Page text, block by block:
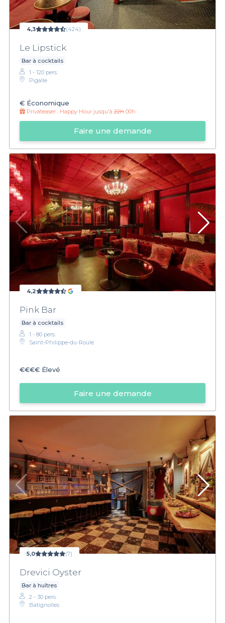
4,3 (424)
Le Lipstick
Bar à cocktails
1 - 120 pers.
Pigalle
€ Économique
Privateaser : Happy Hour jusqu'à 22h 00h
Faire une demande
4,2
Pink Bar
Bar à cocktails
1 - 80 pers.
Saint-Philippe-du-Roule
€€€€ Élevé
Faire une demande
5,0 (7)
Drevici Oyster
Bar à huîtres
2 - 30 pers.
Batignolles